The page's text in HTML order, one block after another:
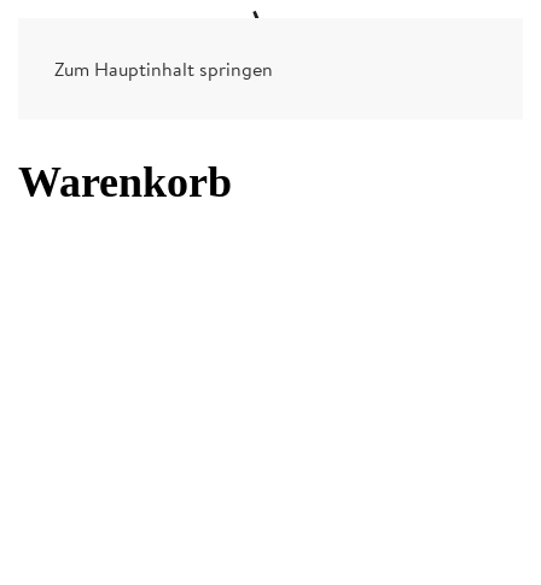
Zum Hauptinhalt springen
Warenkorb